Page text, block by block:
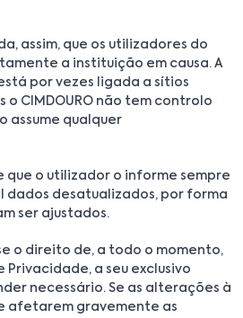
assim, que os utilizadores do
a instituição em causa. A
por vezes ligada a sítios
o CIMDOURO não tem controlo
assume qualquer
que o utilizador o informe sempre
dados desatualizados, por forma
ser ajustados.
o direito de, a todo o momento,
a seu exclusivo
necessário. Se as alterações à
afetarem gravemente as